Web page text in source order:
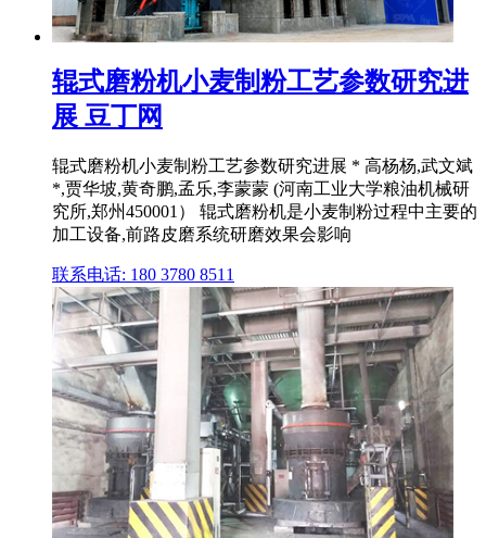
辊式磨粉机小麦制粉工艺参数研究进
展 豆丁网
辊式磨粉机小麦制粉工艺参数研究进展 * 高杨杨,武文斌
*,贾华坡,黄奇鹏,孟乐,李蒙蒙 (河南工业大学粮油机械研
究所,郑州450001） 辊式磨粉机是小麦制粉过程中主要的
加工设备,前路皮磨系统研磨效果会影响
联系电话: 180 3780 8511